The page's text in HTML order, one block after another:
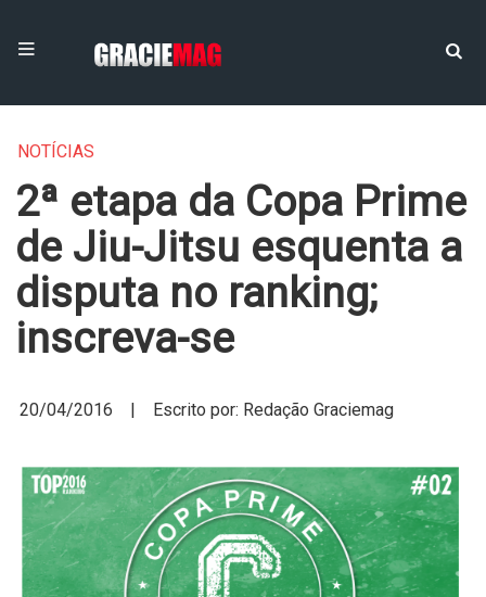
NOTÍCIAS
2ª etapa da Copa Prime
de Jiu-Jitsu esquenta a
disputa no ranking;
inscreva-se
20/04/2016 | Escrito por: Redação Graciemag